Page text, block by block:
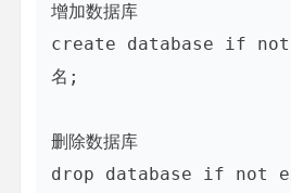
增加数据库
create database if not
名;
删除数据库
drop database if not